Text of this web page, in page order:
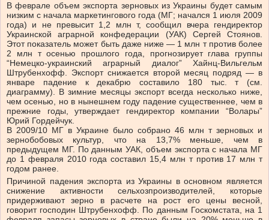
В феврале объем экспорта зерновых из Украины будет самым
низким с начала маркетингового года (МГ; начался 1 июля 2009
года) и не превысит 1,2 млн т, сообщил вчера гендиректор
Украинской аграрной конфедерации (УАК) Сергей Стоянов.
Этот показатель может быть даже ниже — 1 млн т против более
2 млн т осенью прошлого года, прогнозирует глава группы
“Немецко-украинский аграрный диалог” Хайнц-Вильгельм
Штрубенхофф. Экспорт снижается второй месяц подряд — в
январе падение к декабрю составило 180 тыс. т (см.
диаграмму). В зимние месяцы экспорт всегда несколько ниже,
чем осенью, но в нынешнем году падение существеннее, чем в
прежние годы, утверждает гендиректор компании “Волары”
Юрий Гордейчук.
В 2009/10 МГ в Украине было собрано 46 млн т зерновых и
зернобобовых культур, что на 13,7% меньше, чем в
предыдущем МГ. По данным УАК, объем экспорта с начала МГ
до 1 февраля 2010 года составил 15,4 млн т против 17 млн т
годом ранее.
Причиной падения экспорта из Украины в основном является
снижение активности сельхозпроизводителей, которые
придерживают зерно в расчете на рост его цены весной,
говорит господин Штрубенхофф. По данным Госкомстата, на 1